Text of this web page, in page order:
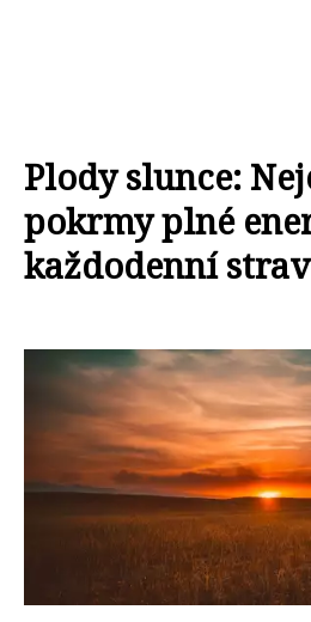
Plody slunce:
pokrmy plné
každodenní